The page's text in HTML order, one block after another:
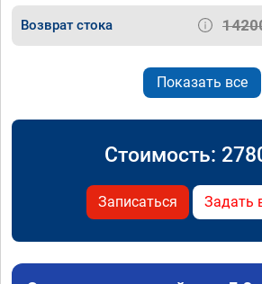
Возврат стока
Показать все
Стоимость:
Записаться Задать